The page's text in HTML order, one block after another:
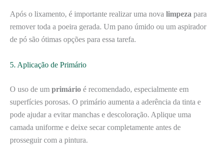
Após o lixamento, é importante realizar uma nova limpeza para
remover toda a poeira gerada. Um pano úmido ou um aspirador
de pó são ótimas opções para essa tarefa.
5. Aplicação de Primário
O uso de um primário é recomendado, especialmente em
superfícies porosas. O primário aumenta a aderência da tinta e
pode ajudar a evitar manchas e descoloração. Aplique uma
camada uniforme e deixe secar completamente antes de
prosseguir com a pintura.